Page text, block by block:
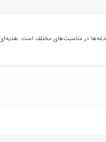
در مناسبت‌های مختلف است.